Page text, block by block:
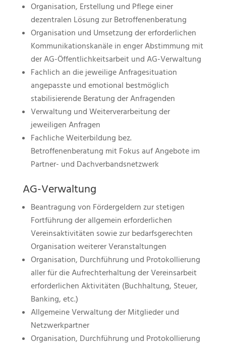
Organisation, Erstellung und Pflege einer
dezentralen Lösung zur Betroffenenberatung
Organisation und Umsetzung der erforderlichen
Kommunikationskanäle in enger Abstimmung mit
der AG-Öffentlichkeitsarbeit und AG-Verwaltung
Fachlich an die jeweilige Anfragesituation
angepasste und emotional bestmöglich
stabilisierende Beratung der Anfragenden
Verwaltung und Weiterverarbeitung der
jeweiligen Anfragen
Fachliche Weiterbildung bez.
Betroffenenberatung mit Fokus auf Angebote im
Partner- und Dachverbandsnetzwerk
AG-Verwaltung
Beantragung von Fördergeldern zur stetigen
Fortführung der allgemein erforderlichen
Vereinsaktivitäten sowie zur bedarfsgerechten
Organisation weiterer Veranstaltungen
Organisation, Durchführung und Protokollierung
aller für die Aufrechterhaltung der Vereinsarbeit
erforderlichen Aktivitäten (Buchhaltung, Steuer,
Banking, etc.)
Allgemeine Verwaltung der Mitglieder und
Netzwerkpartner
Organisation, Durchführung und Protokollierung